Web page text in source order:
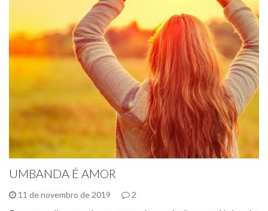
UMBANDA É AMOR
11 de novembro de 2019 2